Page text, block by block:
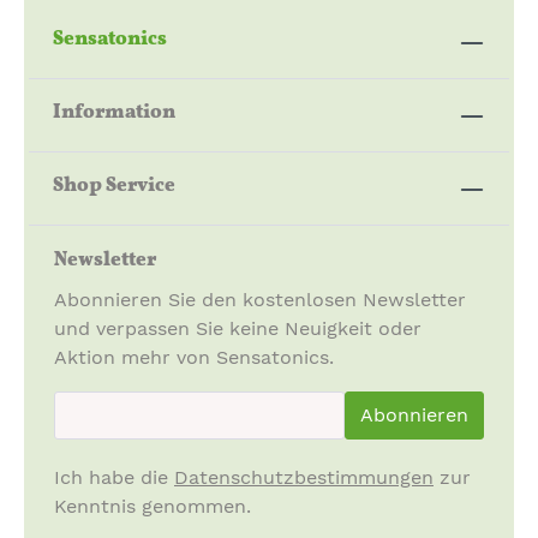
ausgewogene und abwechslungsreiche Ernährung.
Reichweite von kleinen Kindern aufbewahren. Kühl
Zusammensetzung:
100 % BIO Pilzpulver*. Kapselhülle:
* aus kontrolliert ökologischem Anbau
Füllmenge: 62 g (100 Kapseln)
vegetarisch · glutenfrei
Sensatonics
Information
Shop Service
Newsletter
Abonnieren Sie den kostenlosen Newsletter
und verpassen Sie keine Neuigkeit oder
Aktion mehr von Sensatonics.
Abonnieren
Ich habe die Datenschutzbestimmungen zur
Kenntnis genommen.